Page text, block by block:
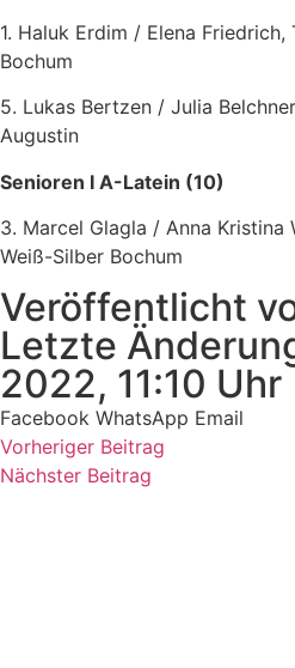
1. Haluk Erdim / Elena Friedrich,
Bochum
5. Lukas Bertzen / Julia
Augustin
Senioren I A-Latein (10)
3. Marcel Glagla / Anna Kristina
Weiß-Silber Bochum
Veröffentlicht
Letzte
2022, 11:10 Uhr
Facebook WhatsApp Email
Vorheriger Beitrag
Nächster Beitrag